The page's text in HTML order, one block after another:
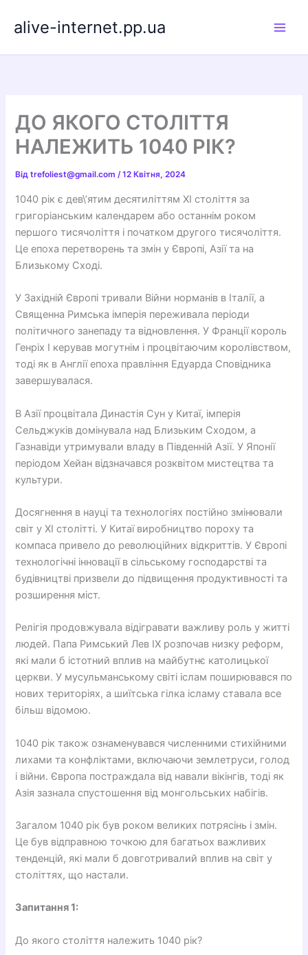
alive-internet.pp.ua
ДО ЯКОГО СТОЛІТТЯ
НАЛЕЖИТЬ 1040 РІК?
Відtrefoliest@gmail.com/12 Квітня, 2024
1040 рік є дев\’ятим десятиліттям XI століття за
григоріанським календарем або останнім роком
першого тисячоліття і початком другого тисячоліття.
Це епоха перетворень та змін у Європі, Азії та на
Близькому Сході.
У Західній Європі тривали Війни норманів в Італії, а
Священна Римська імперія переживала періоди
політичного занепаду та відновлення. У Франції король
Генріх I керував могутнім і процвітаючим королівством,
тоді як в Англії епоха правління Едуарда Сповідника
завершувалася.
В Азії процвітала Династія Сун у Китаї, імперія
Сельджуків домінувала над Близьким Сходом, а
Газнавіди утримували владу в Південній Азії. У Японії
періодом Хейан відзначався розквітом мистецтва та
культури.
Досягнення в науці та технологіях постійно змінювали
світ у XI столітті. У Китаї виробництво пороху та
компаса привело до революційних відкриттів. У Європі
технологічні інновації в сільському господарстві та
будівництві призвели до підвищення продуктивності та
розширення міст.
Релігія продовжувала відігравати важливу роль у житті
людей. Папа Римський Лев IX розпочав низку реформ,
які мали б істотний вплив на майбутнє католицької
церкви. У мусульманському світі іслам поширювався по
нових територіях, а шиїтська гілка ісламу ставала все
більш відомою.
1040 рік також ознаменувався численними стихійними
лихами та конфліктами, включаючи землетруси, голод
і війни. Європа постраждала від навали вікінгів, тоді як
Азія зазнала спустошення від монгольських набігів.
Загалом 1040 рік був роком великих потрясінь і змін.
Це був відправною точкою для багатьох важливих
тенденцій, які мали б довготривалий вплив на світ у
століттях, що настали.
Запитання 1:
До якого століття належить 1040 рік?